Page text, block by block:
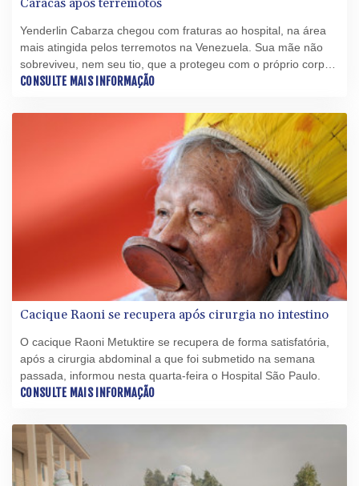
Yenderlin Cabarza chegou com fraturas ao hospital, na área
mais atingida pelos terremotos na Venezuela. Sua mãe não
sobreviveu, nem seu tio, que a protegeu com o próprio corpo
de um desabamento. Aos 13 anos, ela aguardou sozinha por
menores.
CONSULTE MAIS INFORMAÇÃO
Cacique Raoni se recupera após cirurgia no intestino
O cacique Raoni Metuktire se recupera de forma satisfatória,
após a cirurgia abdominal a que foi submetido na semana
passada, informou nesta quarta-feira o Hospital São Paulo.
CONSULTE MAIS INFORMAÇÃO